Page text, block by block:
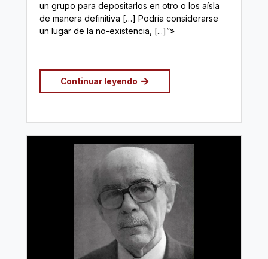
un grupo para depositarlos en otro o los aísla
de manera definitiva […] Podría considerarse
un lugar de la no-existencia, [...]”»
Continuar leyendo